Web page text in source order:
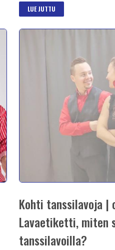
LUE JUTTU
Kohti tanssilavoja |
Lavaetiketti, miten
tanssilavoilla?